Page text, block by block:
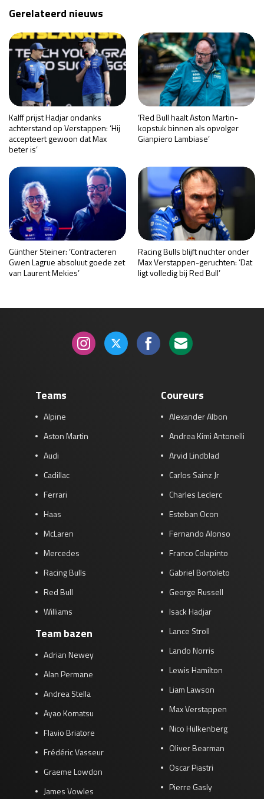
Gerelateerd nieuws
Kalff prijst Hadjar ondanks
achterstand op Verstappen: ‘Hij
accepteert gewoon dat Max
beter is’
‘Red Bull haalt Aston Martin-
kopstuk binnen als opvolger
Gianpiero Lambiase’
Günther Steiner: ‘Contracteren
Gwen Lagrue absoluut goede zet
van Laurent Mekies’
Racing Bulls blijft nuchter onder
Max Verstappen-geruchten: ‘Dat
ligt volledig bij Red Bull’
Teams
Alpine
Aston Martin
Audi
Cadillac
Ferrari
Haas
McLaren
Mercedes
Racing Bulls
Red Bull
Williams
Team bazen
Adrian Newey
Alan Permane
Andrea Stella
Ayao Komatsu
Flavio Briatore
Frédéric Vasseur
Graeme Lowdon
James Vowles
Coureurs
Alexander Albon
Andrea Kimi Antonelli
Arvid Lindblad
Carlos Sainz Jr
Charles Leclerc
Esteban Ocon
Fernando Alonso
Franco Colapinto
Gabriel Bortoleto
George Russell
Isack Hadjar
Lance Stroll
Lando Norris
Lewis Hamilton
Liam Lawson
Max Verstappen
Nico Hülkenberg
Oliver Bearman
Oscar Piastri
Pierre Gasly